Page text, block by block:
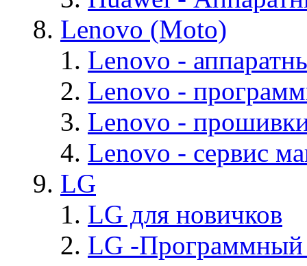
Lenovo (Moto)
Lenovo -
Lenovo -
Lenovo -
Lenovo - cервис
LG
LG для новичков
LG -Программный